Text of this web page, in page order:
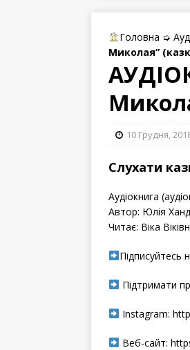
Головна ➭
Миколая”
10 Грудня,
Слухати
Аудіокнига
Автор: Юлія
Читає: Віка
Підписуйтесь
Підтримати
Instagram:
Веб-сайт: